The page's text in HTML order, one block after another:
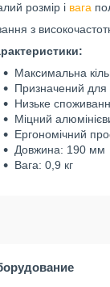
розмір і вага
з
Максимальна
Призначений для
Низьке
Міцний
Ергономічний
Довжина: 190 мм
Вага: 0,9 кг